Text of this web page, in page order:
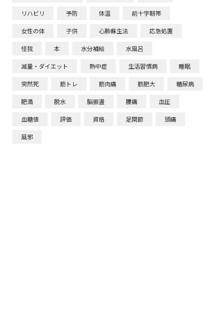
リハビリ 予防 体温 前十字靭帯
女性の体 子供 心肺蘇生法 応急処置
怪我 本 水分補給 水風呂
減量・ダイエット 熱中症 生活習慣病 睡眠
突然死 筋トレ 筋肉痛 筋肥大 糖尿病
肥満 脱水 脳振盪 腰痛 血圧
血糖値 評価 資格 足関節 頭痛
風邪